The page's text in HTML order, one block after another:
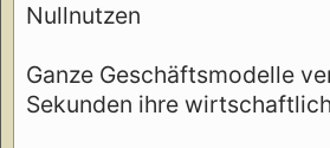
Nullnutzen
Ganze Geschäftsmodelle
Sekunden ihre